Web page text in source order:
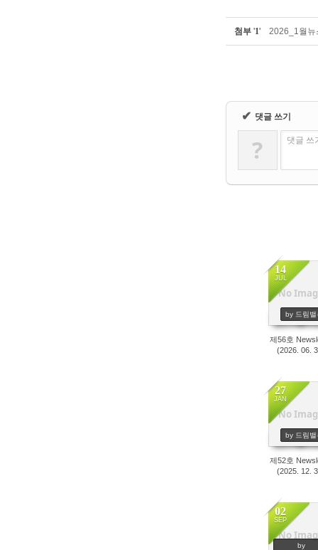
첨부 '1' 2026_1월뉴
✔ 댓글 쓰기
? 댓글 쓰
No
14
JUL
by 드림밸
79
제56호
(2026. 06.
No
27
JAN
by 드림밸
985
제52호
(2025. 12.
No
02
SEP
by
457